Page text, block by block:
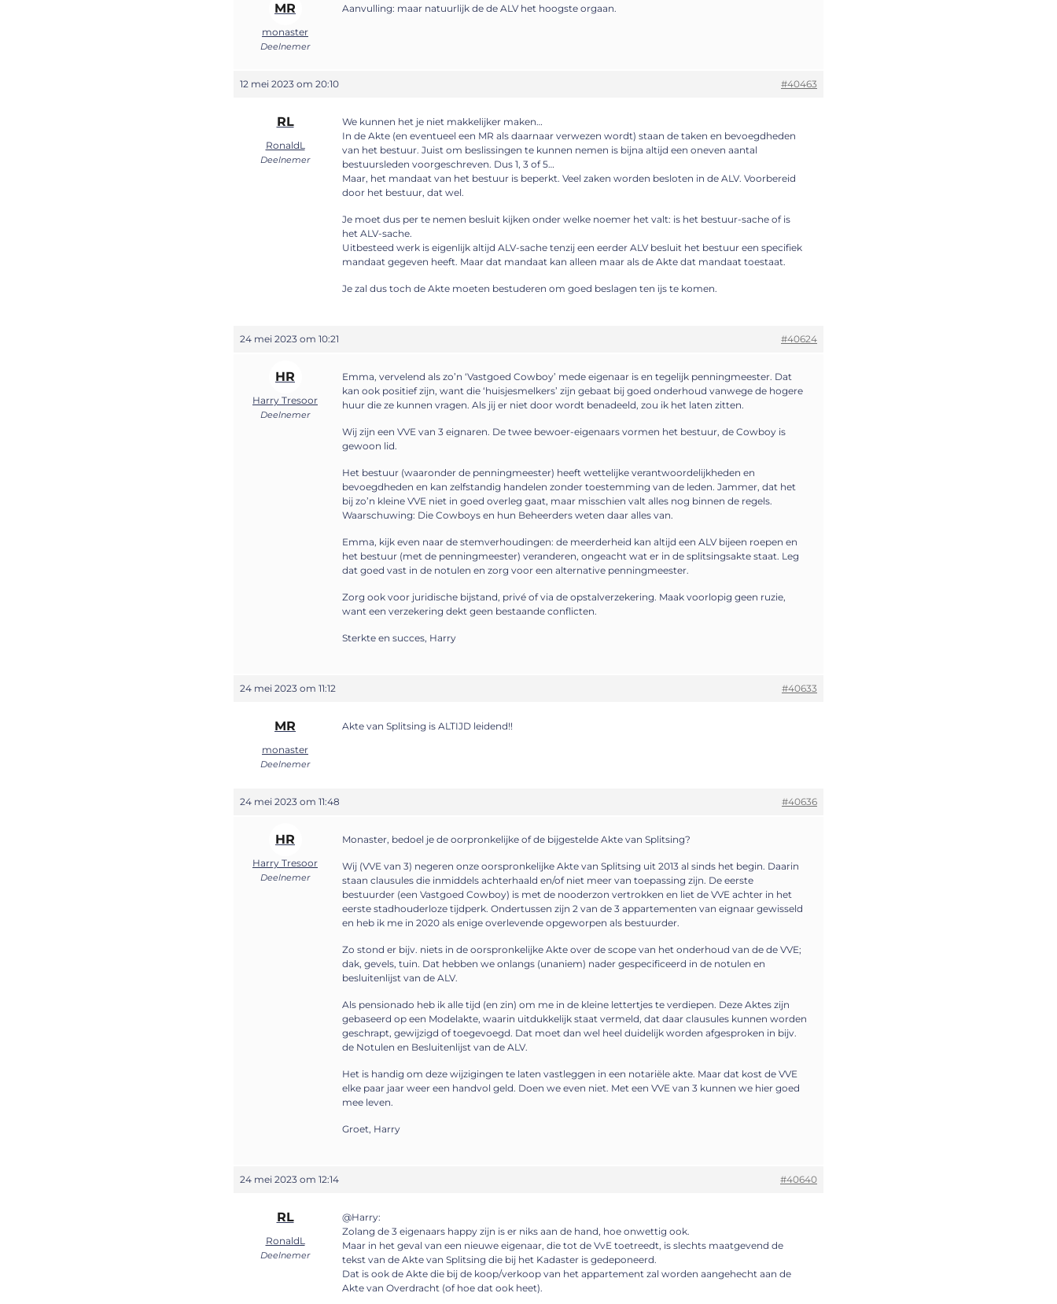
MR
monaster
Deelnemer
Aanvulling: maar natuurlijk de de ALV het hoogste orgaan.
12 mei 2023 om 20:10 #40463
RL
RonaldL
Deelnemer
We kunnen het je niet makkelijker maken…
In de Akte (en eventueel een MR als daarnaar verwezen wordt) staan de taken en bevoegdheden
van het bestuur. Juist om beslissingen te kunnen nemen is bijna altijd een oneven aantal
bestuursleden voorgeschreven. Dus 1, 3 of 5…
Maar, het mandaat van het bestuur is beperkt. Veel zaken worden besloten in de ALV. Voorbereid
door het bestuur, dat wel.
Je moet dus per te nemen besluit kijken onder welke noemer het valt: is het bestuur-sache of is
het ALV-sache.
Uitbesteed werk is eigenlijk altijd ALV-sache tenzij een eerder ALV besluit het bestuur een specifiek
mandaat gegeven heeft. Maar dat mandaat kan alleen maar als de Akte dat mandaat toestaat.
Je zal dus toch de Akte moeten bestuderen om goed beslagen ten ijs te komen.
24 mei 2023 om 10:21 #40624
HR
Harry Tresoor
Deelnemer
Emma, vervelend als zo’n ‘Vastgoed Cowboy’ mede eigenaar is en tegelijk penningmeester. Dat
kan ook positief zijn, want die ‘huisjesmelkers’ zijn gebaat bij goed onderhoud vanwege de hogere
huur die ze kunnen vragen. Als jij er niet door wordt benadeeld, zou ik het laten zitten.
Wij zijn een VVE van 3 eignaren. De twee bewoer-eigenaars vormen het bestuur, de Cowboy is
gewoon lid.
Het bestuur (waaronder de penningmeester) heeft wettelijke verantwoordelijkheden en
bevoegdheden en kan zelfstandig handelen zonder toestemming van de leden. Jammer, dat het
bij zo’n kleine VVE niet in goed overleg gaat, maar misschien valt alles nog binnen de regels.
Waarschuwing: Die Cowboys en hun Beheerders weten daar alles van.
Emma, kijk even naar de stemverhoudingen: de meerderheid kan altijd een ALV bijeen roepen en
het bestuur (met de penningmeester) veranderen, ongeacht wat er in de splitsingsakte staat. Leg
dat goed vast in de notulen en zorg voor een alternative penningmeester.
Zorg ook voor juridische bijstand, privé of via de opstalverzekering. Maak voorlopig geen ruzie,
want een verzekering dekt geen bestaande conflicten.
Sterkte en succes, Harry
24 mei 2023 om 11:12 #40633
MR
monaster
Deelnemer
Akte van Splitsing is ALTIJD leidend!!
24 mei 2023 om 11:48 #40636
HR
Harry Tresoor
Deelnemer
Monaster, bedoel je de oorpronkelijke of de bijgestelde Akte van Splitsing?
Wij (VVE van 3) negeren onze oorspronkelijke Akte van Splitsing uit 2013 al sinds het begin. Daarin
staan clausules die inmiddels achterhaald en/of niet meer van toepassing zijn. De eerste
bestuurder (een Vastgoed Cowboy) is met de nooderzon vertrokken en liet de VVE achter in het
eerste stadhouderloze tijdperk. Ondertussen zijn 2 van de 3 appartementen van eignaar gewisseld
en heb ik me in 2020 als enige overlevende opgeworpen als bestuurder.
Zo stond er bijv. niets in de oorspronkelijke Akte over de scope van het onderhoud van de de VVE;
dak, gevels, tuin. Dat hebben we onlangs (unaniem) nader gespecificeerd in de notulen en
besluitenlijst van de ALV.
Als pensionado heb ik alle tijd (en zin) om me in de kleine lettertjes te verdiepen. Deze Aktes zijn
gebaseerd op een Modelakte, waarin uitdukkelijk staat vermeld, dat daar clausules kunnen worden
geschrapt, gewijzigd of toegevoegd. Dat moet dan wel heel duidelijk worden afgesproken in bijv.
de Notulen en Besluitenlijst van de ALV.
Het is handig om deze wijzigingen te laten vastleggen in een notariële akte. Maar dat kost de VVE
elke paar jaar weer een handvol geld. Doen we even niet. Met een VVE van 3 kunnen we hier goed
mee leven.
Groet, Harry
24 mei 2023 om 12:14 #40640
RL
RonaldL
Deelnemer
@Harry:
Zolang de 3 eigenaars happy zijn is er niks aan de hand, hoe onwettig ook.
Maar in het geval van een nieuwe eigenaar, die tot de VvE toetreedt, is slechts maatgevend de
tekst van de Akte van Splitsing die bij het Kadaster is gedeponeerd.
Dat is ook de Akte die bij de koop/verkoop van het appartement zal worden aangehecht aan de
Akte van Overdracht (of hoe dat ook heet).